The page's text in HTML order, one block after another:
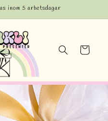
inom 5 arbetsdagar
Varukorg